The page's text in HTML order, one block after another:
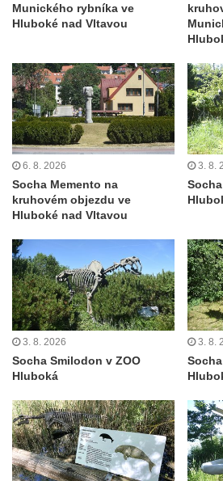
Plastika Koule v Gutenbergově ulici v
domě čp. 37 v ulici Betlém v Římově
Pomník na paměť zrušení roboty v
Socha vodníka v Plavu
Socha svatého Jana Nepomuckého v
Pamětní deska Johanna Nepomuka
Fischera na domě čp. 5/16 na třídě 9.
Pamětní deska Johanna Neumanna
severně od Tokáně
Obrázek svatého Huberta na buku
Huberta
Obrázek svatého Jakuba na skále u
východně od Srbské Kamenice
Busta Jana Amose Komenského na
čp. 37 v Račicích
Socha ležícího koně v Sadech
Československé armády v Teplicích
Munického rybníka ve
Hluboké nad Vltavou
6. 8. 2026
Socha Memento na
kruhovém objezdu ve
Hluboké nad Vltavou
3. 8.
3. 8. 2026
Socha Smilodon v ZOO
Hluboká
3. 8.